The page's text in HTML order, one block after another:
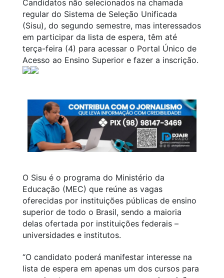
Candidatos não selecionados na chamada
regular do Sistema de Seleção Unificada
(Sisu), do segundo semestre, mas interessados
em participar da lista de espera, têm até
terça-feira (4) para acessar o Portal Único de
Acesso ao Ensino Superior e fazer a inscrição.
O Sisu é o programa do Ministério da
Educação (MEC) que reúne as vagas
oferecidas por instituições públicas de ensino
superior de todo o Brasil, sendo a maioria
delas ofertada por instituições federais –
universidades e institutos.
“O candidato poderá manifestar interesse na
lista de espera em apenas um dos cursos para